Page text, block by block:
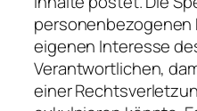
personenbezogenen
eigenen Interesse
Verantwortlichen,
einer